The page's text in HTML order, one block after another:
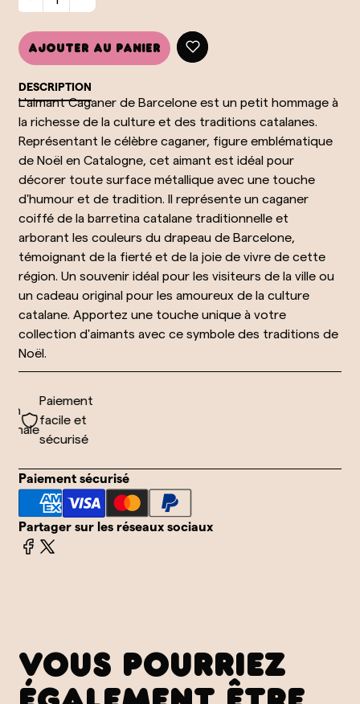
Ajouter au panier
DESCRIPTION
L'aimant Caganer de Barcelone est un petit hommage à
la richesse de la culture et des traditions catalanes.
Représentant le célèbre caganer, figure emblématique
de Noël en Catalogne, cet aimant est idéal pour
décorer toute surface métallique avec une touche
d'humour et de tradition. Il représente un caganer
coiffé de la barretina catalane traditionnelle et
arborant les couleurs du drapeau de Barcelone,
témoignant de la fierté et de la joie de vivre de cette
région. Un souvenir idéal pour les visiteurs de la ville ou
un cadeau original pour les amoureux de la culture
catalane. Apportez une touche unique à votre
collection d'aimants avec ce symbole des traditions de
Noël.
Paiement
facile et
sécurisé
Paiement sécurisé
Partager sur les réseaux sociaux
VOUS POURRIEZ